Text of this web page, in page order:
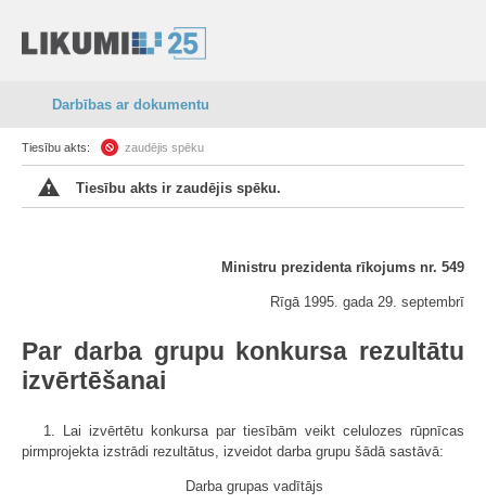
Darbības ar dokumentu
Tiesību akts: zaudējis spēku
Tiesību akts ir zaudējis spēku.
Ministru prezidenta rīkojums nr. 549
Rīgā 1995. gada 29. septembrī
Par darba grupu konkursa rezultātu
izvērtēšanai
1. Lai izvērtētu konkursa par tiesībām veikt celulozes rūpnīcas
pirmprojekta izstrādi rezultātus, izveidot darba grupu šādā sastāvā:
Darba grupas vadītājs